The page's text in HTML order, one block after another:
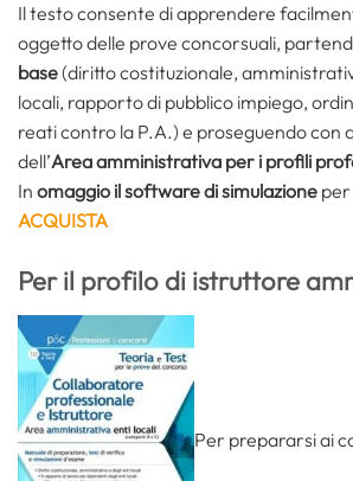
Il testo consente di apprendere
oggetto delle prove concorsuali,
base(diritto costituzionale,
locali, rapporto di pubblico impiego,
reati contro la P.A.) e proseguendo con
dell’Area amministrativa per i profili
In omaggio il software di simulazione
ACQUISTA
Per il profilo di istruttore
Per prepararsi ai